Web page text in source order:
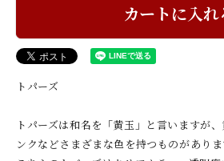
カートに入れ
トパーズ
トパーズは和名を「黄玉」と言いますが
ンクなどさまざまな色を持つものがありま